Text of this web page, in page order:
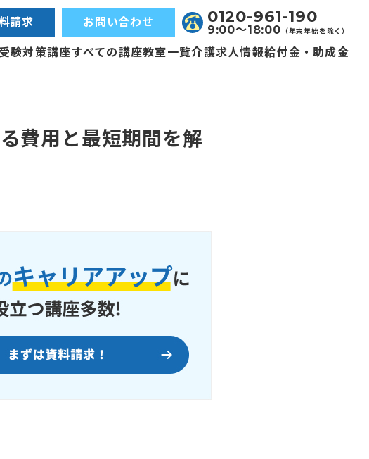
請求 お問い合わせ 0120-961-190
9:00〜18:00 （年末年始を除く）
験対策講座すべての講座教室一覧介護求人情報給付金・助成金
費用と最短期間を解